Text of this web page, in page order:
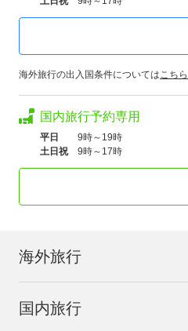
海外旅行の出入国条件についてはこちら
国内旅行予約専用
平日
9時～19時
土日祝
9時～17時
海外旅行
国内旅行